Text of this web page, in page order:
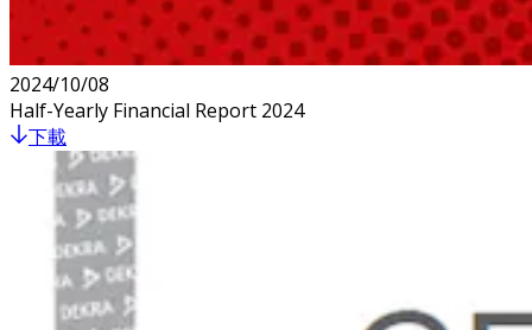
2024/10/08
Half-Yearly Financial Report 2024
下載